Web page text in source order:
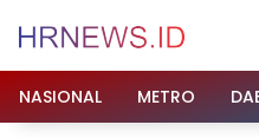
NASIONAL
METRO